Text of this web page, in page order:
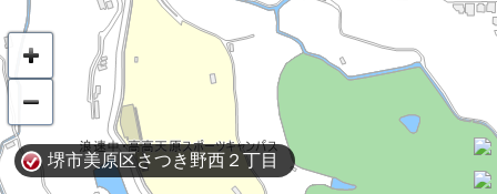
堺市美原区さつき野西２丁目